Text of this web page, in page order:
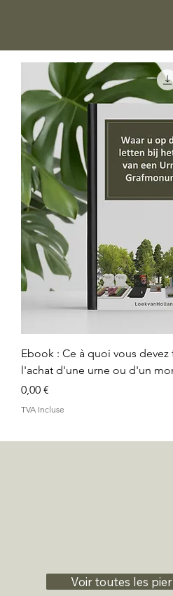
Ebook : Ce à quoi vous
l'achat d'une urne ou d'un
Prix
0,00 €
TVA Incluse
Voir toutes les